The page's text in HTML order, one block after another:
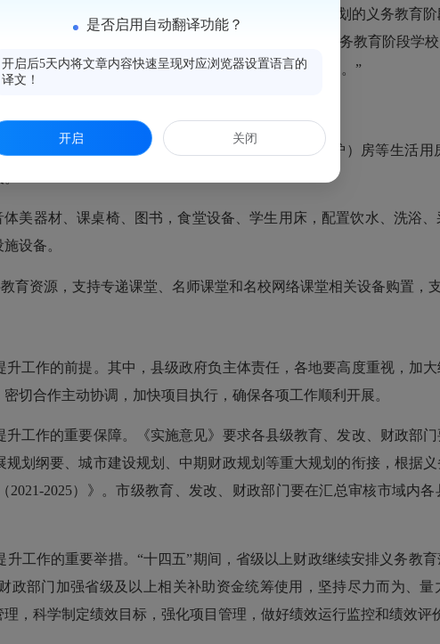
镇化发展和乡村振兴战略要求、符合当地国土空间规划的义务教育
围。同时，根据国家要求，《实施意见》强调“非义务教育阶段学
及因打造‘重点校’而形成的超大规模学校不纳入规划。”
助用房，师生宿舍、食堂、浴室、厕所、开水（锅炉）房等生活
美器材、课桌椅、图书，食堂设备、学生用床，配置饮水、洗浴、
设备。
育资源，支持专递课堂、名师课堂和名校网络课堂相关设备购置，
升工作的前提。其中，县级政府负主体责任，各地要高度重视，加
切合作主动协调，加快项目执行，确保各项工作顺利开展。
升工作的重要保障。《实施意见》要求各县级教育、发改、财政部
划纲要、城市建设规划、中期财政规划等重大规划的衔接，根据
2025）》。市级教育、发改、财政部门要在汇总审核市域内
工作的重要举措。“十四五”期间，省级以上财政继续安排义务教育
政部门加强省级及以上相关补助资金统筹使用，坚持尽力而为、
，科学制定绩效目标，强化项目管理，做好绩效运行监控和绩效评
是否启用自动翻译功能？
开启后5天内将文章内容快速呈现对应浏览器设置语言的
译文！
开启 关闭